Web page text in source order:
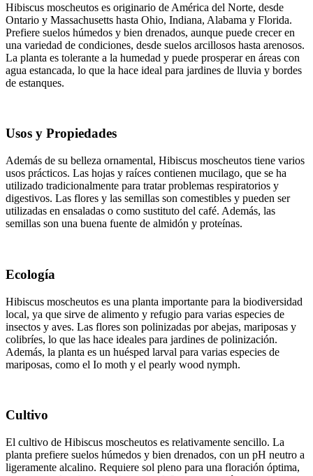
Hibiscus moscheutos es originario de América del Norte, desde
Ontario y Massachusetts hasta Ohio, Indiana, Alabama y Florida.
Prefiere suelos húmedos y bien drenados, aunque puede crecer en
una variedad de condiciones, desde suelos arcillosos hasta arenosos.
La planta es tolerante a la humedad y puede prosperar en áreas con
agua estancada, lo que la hace ideal para jardines de lluvia y bordes
de estanques.
Usos y Propiedades
Además de su belleza ornamental, Hibiscus moscheutos tiene varios
usos prácticos. Las hojas y raíces contienen mucilago, que se ha
utilizado tradicionalmente para tratar problemas respiratorios y
digestivos. Las flores y las semillas son comestibles y pueden ser
utilizadas en ensaladas o como sustituto del café. Además, las
semillas son una buena fuente de almidón y proteínas.
Ecología
Hibiscus moscheutos es una planta importante para la biodiversidad
local, ya que sirve de alimento y refugio para varias especies de
insectos y aves. Las flores son polinizadas por abejas, mariposas y
colibríes, lo que las hace ideales para jardines de polinización.
Además, la planta es un huésped larval para varias especies de
mariposas, como el Io moth y el pearly wood nymph.
Cultivo
El cultivo de Hibiscus moscheutos es relativamente sencillo. La
planta prefiere suelos húmedos y bien drenados, con un pH neutro a
ligeramente alcalino. Requiere sol pleno para una floración óptima,